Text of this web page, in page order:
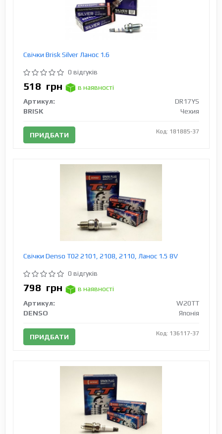
Свічки Brisk Silver Ланос 1.6
0 відгуків
518 грн
в наявності
Артикул:
DR17YS
BRISK
Чехия
ПРИДБАТИ Код: 181885-37
Свічки Denso T02 2101, 2108, 2110, Ланос 1.5 8V
0 відгуків
798 грн
в наявності
Артикул:
W20TT
DENSO
Японія
ПРИДБАТИ Код: 136117-37